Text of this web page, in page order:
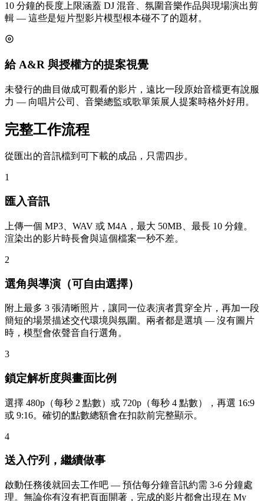
10 分鐘的長度上限涵蓋 DJ 混音、氛圍音樂作品與現場演出剪
輯 — 這些是短片型影片模型根本碰不了的題材。
給 A&R 與授權方的提案視覺
未發行的曲目做成可觀看的影片，遠比一段原始音檔更有說服
力 — 向唱片公司、音樂總監或歌單策展人提案時格外好用。
完整工作流程
從匯出的音訊檔到可下載的成品，只需四步。
1
匯入音訊
上傳一個 MP3、WAV 或 M4A，最大 50MB、最長 10 分鐘。
渲染出的影片時長會與這個檔案一秒不差。
2
選角與導演（可自由選擇）
附上最多 3 張清晰照片，讓同一位表演者貫穿全片，再加一段
簡短的場景描述交代環境與氛圍。兩者都是選填 — 沒有圖片
時，模型會依聲音自行選角。
3
鎖定解析度與畫面比例
選擇 480p（每秒 2 點數）或 720p（每秒 4 點數），再選 16:9
或 9:16。確切的點數總額會在扣款前完整顯示。
4
送入佇列，繼續做事
啟動任務後就回去工作吧 — 預估每分鐘音訊約需 3-6 分鐘處
理。無論你有沒有把頁面開著，完成的影片都會出現在 My